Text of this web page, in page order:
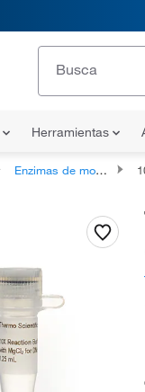
Herramientas
Enzimas de modificación